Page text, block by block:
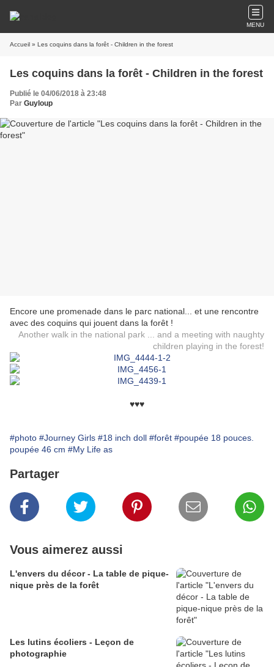
MENU
Accueil » Les coquins dans la forêt - Children in the forest
Les coquins dans la forêt - Children in the forest
Publié le 04/06/2018 à 23:48
Par Guyloup
Encore une promenade dans le parc national... et une rencontre
avec des coquins qui jouent dans la forêt !
Another walk in the national park ... and a meeting with naughty
children playing in the forest!
♥♥♥
#photo #Journey Girls #18 inch doll #forêt #poupée 18 pouces.
poupée 46 cm #My Life as
Partager
Vous aimerez aussi
L'envers du décor - La table de pique-
nique près de la forêt
Les lutins écoliers - Leçon de
photographie